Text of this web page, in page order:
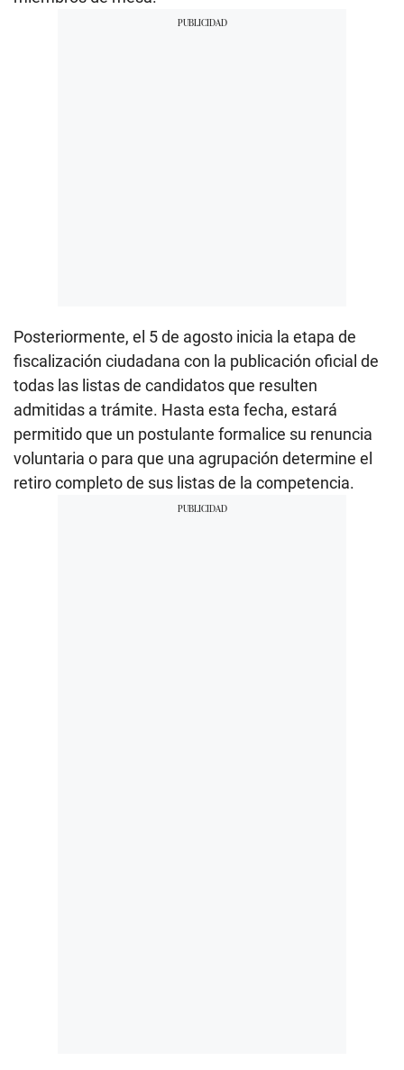
Posteriormente, el 5 de agosto inicia la etapa de
fiscalización ciudadana con la publicación oficial de
todas las listas de candidatos que resulten
admitidas a trámite. Hasta esta fecha, estará
permitido que un postulante formalice su renuncia
voluntaria o para que una agrupación determine el
retiro completo de sus listas de la competencia.